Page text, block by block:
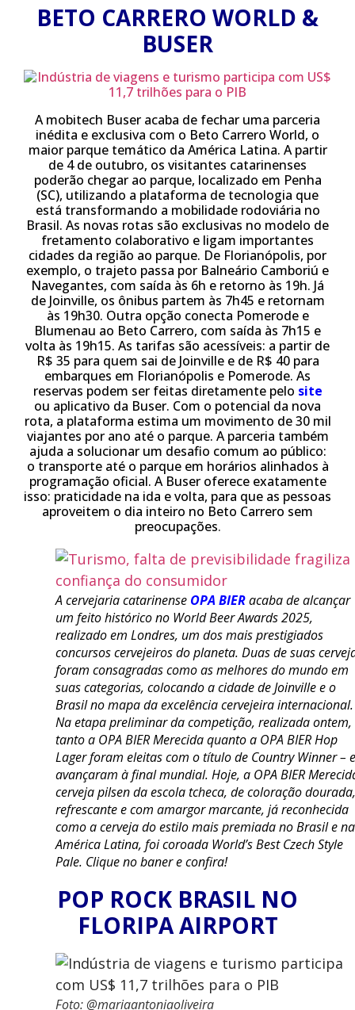
BETO CARRERO WORLD &
BUSER
A mobitech Buser acaba de fechar uma parceria
inédita e exclusiva com o Beto Carrero World, o
maior parque temático da América Latina. A partir
de 4 de outubro, os visitantes catarinenses
poderão chegar ao parque, localizado em Penha
(SC), utilizando a plataforma de tecnologia que
está transformando a mobilidade rodoviária no
Brasil. As novas rotas são exclusivas no modelo de
fretamento colaborativo e ligam importantes
cidades da região ao parque. De Florianópolis, por
exemplo, o trajeto passa por Balneário Camboriú e
Navegantes, com saída às 6h e retorno às 19h. Já
de Joinville, os ônibus partem às 7h45 e retornam
às 19h30. Outra opção conecta Pomerode e
Blumenau ao Beto Carrero, com saída às 7h15 e
volta às 19h15. As tarifas são acessíveis: a partir de
R$ 35 para quem sai de Joinville e de R$ 40 para
embarques em Florianópolis e Pomerode. As
reservas podem ser feitas diretamente pelo site
ou aplicativo da Buser. Com o potencial da nova
rota, a plataforma estima um movimento de 30 mil
viajantes por ano até o parque. A parceria também
ajuda a solucionar um desafio comum ao público:
o transporte até o parque em horários alinhados à
programação oficial. A Buser oferece exatamente
isso: praticidade na ida e volta, para que as pessoas
aproveitem o dia inteiro no Beto Carrero sem
preocupações.
A cervejaria catarinense OPA BIERacaba de alcançar
um feito histórico no World Beer Awards 2025,
realizado em Londres, um dos mais prestigiados
concursos cervejeiros do planeta. Duas de suas
foram consagradas como as melhores do mundo em
suas categorias, colocando a cidade de Joinville e o
Brasil no mapa da excelência cervejeira internacional.
Na etapa preliminar da competição, realizada ontem,
tanto a OPA BIER Merecida quanto a OPA BIER Hop
Lager foram eleitas com o título de Country Winner – e
avançaram à final mundial. Hoje, a OPA BIER
cerveja pilsen da escola tcheca, de coloração dourada,
refrescante e com amargor marcante, já reconhecida
como a cerveja do estilo mais premiada no Brasil e na
América Latina, foi coroada World’s Best Czech Style
Pale. Clique no baner e confira!
POP ROCK BRASIL NO
FLORIPA AIRPORT
Foto: @mariaantoniaoliveira